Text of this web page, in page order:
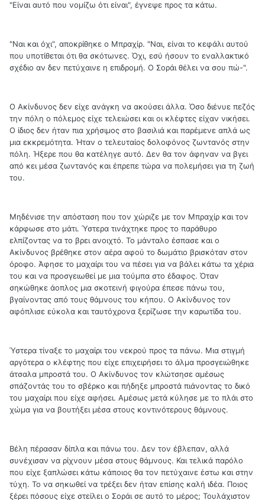
"Είναι αυτό που νομίζω ότι είναι", έγνεψε προς τα κάτω.
"Ναι και όχι", αποκρίθηκε ο Μπραχίρ. "Ναι, είναι το κεφάλι αυτού
που υποτίθεται ότι θα σκότωνες. Όχι, εσύ ήσουν το εναλλακτικό
σχέδιο αν δεν πετύχαινε η επιδρομή. Ο Σοράι θέλει να σου πώ-".
Ο Ακίνδυνος δεν είχε ανάγκη να ακούσει άλλα. Όσο διένυε πεζός
την πόλη ο πόλεμος είχε τελειώσει και οι κλέφτες είχαν νικήσει.
Ο ίδιος δεν ήταν πια χρήσιμος στο βασιλιά και παρέμενε απλά ως
μια εκκρεμότητα. Ήταν ο τελευταίος δολοφόνος ζωντανός στην
πόλη. Ήξερε που θα κατέληγε αυτό. Δεν θα τον άφηναν να βγει
από κει μέσα ζωντανός και έπρεπε τώρα να πολεμήσει για τη ζωή
του.
Μηδένισε την απόσταση που τον χώριζε με τον Μπραχίρ και τον
κάρφωσε στο μάτι. Ύστερα τινάχτηκε προς το παράθυρο
ελπίζοντας να το βρει ανοιχτό. Το μάνταλο έσπασε και ο
Ακίνδυνος βρέθηκε στον αέρα αφού το δωμάτιο βρισκόταν στον
όροφο. Άφησε το μαχαίρι του να πέσει για να βάλει κάτω τα χέρια
του και να προσγειωθεί με μια τούμπα στο έδαφος. Όταν
σηκώθηκε άοπλος μια σκοτεινή φιγούρα έπεσε πάνω του,
βγαίνοντας από τους θάμνους του κήπου. Ο Ακίνδυνος τον
αφόπλισε εύκολα και ταυτόχρονα ξερίζωσε την καρωτίδα του.
Ύστερα τίναξε το μαχαίρι του νεκρού προς τα πάνω. Μια στιγμή
αργότερα ο κλέφτης που είχε επιχειρήσει το άλμα προσγειώθηκε
άτσαλα μπροστά του. Ο Ακίνδυνος τον κλώτσησε αμέσως
σπάζοντάς του το σβέρκο και πήδηξε μπροστά πιάνοντας το δικό
του μαχαίρι που είχε αφήσει. Αμέσως μετά κύλησε με το πλάι στο
χώμα για να βουτήξει μέσα στους κοντινότερους θάμνους.
Βέλη πέρασαν δίπλα και πάνω του. Δεν τον έβλεπαν, αλλά
συνέχισαν να ρίχνουν μέσα στους θάμνους. Και τελικά παρόλο
που είχε ξαπλώσει κάτω κάποιος θα τον πετύχαινε έστω και στην
τύχη. Το να σηκωθεί να τρέξει δεν ήταν επίσης καλή ιδέα. Ποιος
ξέρει πόσους είχε στείλει ο Σοράι σε αυτό το μέρος; Τουλάχιστον